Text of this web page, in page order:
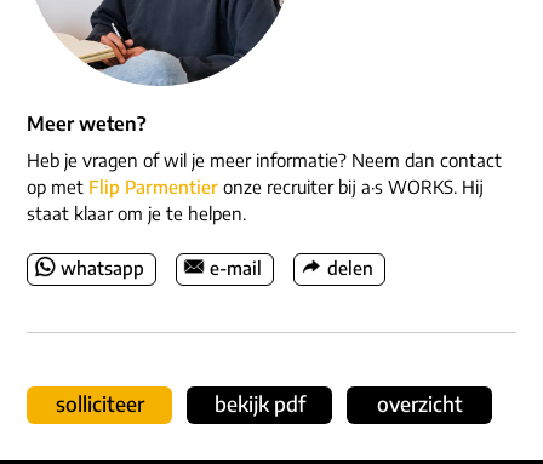
Meer weten?
Heb je vragen of wil je meer informatie? Neem dan contact
op met Flip Parmentier onze recruiter bij a·s WORKS. Hij
staat klaar om je te helpen.
whatsapp e-mail delen
solliciteer bekijk pdf overzicht